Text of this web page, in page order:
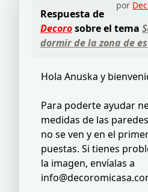
por
Respuesta de
Decorosobre el tema
dormir de la zona de
Hola Anuska y
Para poderte ayudar
medidas de las
no se ven y en el
puestas. Si tienes
la imagen, envíalas a